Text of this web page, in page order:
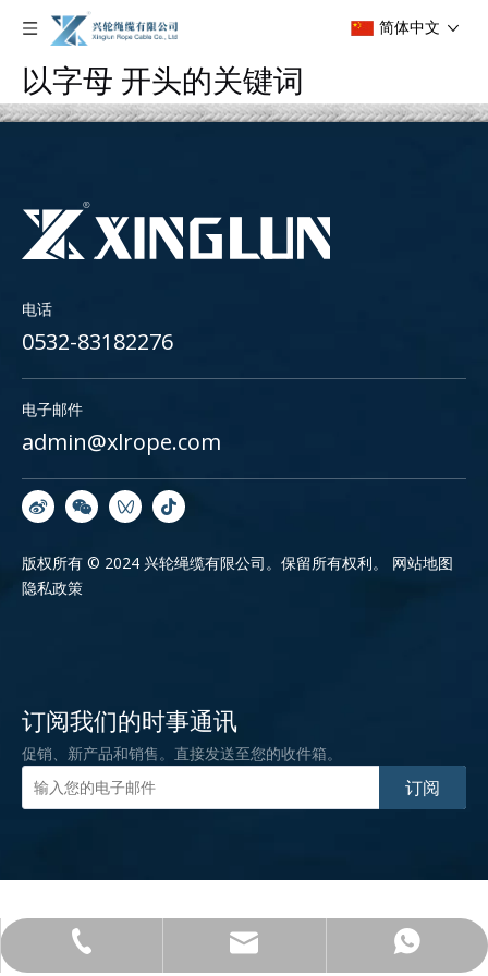
简体中文
以字母 开头的关键词
电话
0532-83182276
电子邮件
admin@xlrope.com
版权所有 © 2024 兴轮绳缆有限公司。保留所有权利。 网站地图
隐私政策
0532-83182276
admin@xlrope.com
+86-15965581902
订阅我们的时事通讯
促销、新产品和销售。直接发送至您的收件箱。
订阅